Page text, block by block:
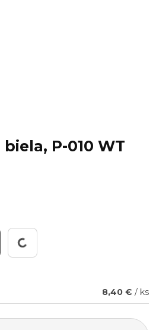
P-010 WT
Working...
8,40 € / ks